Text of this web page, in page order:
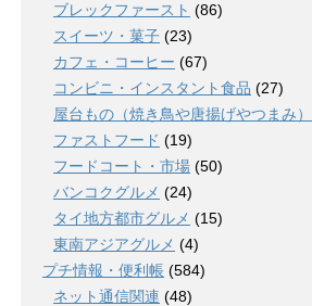
ブレックファースト (86)
スイーツ・菓子 (23)
カフェ・コーヒー (67)
コンビニ・インスタント食品 (27)
屋台もの（焼き鳥や唐揚げやつまみ）
ファストフード (19)
フードコート・市場 (50)
バンコクグルメ (24)
タイ地方都市グルメ (15)
東南アジアグルメ (4)
プチ情報・便利帳 (584)
ネット通信関連 (48)